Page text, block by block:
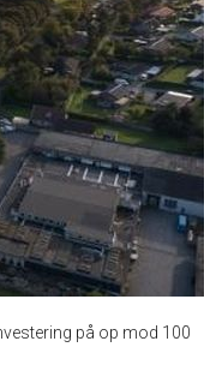
på op mod 100